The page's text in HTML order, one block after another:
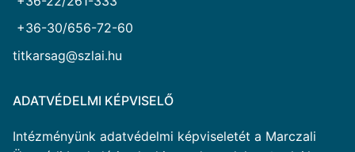
+36-30/656-72-60
titkarsag@szlai.hu
ADATVÉDELMI KÉPVISELŐ
Intézményünk adatvédelmi képviseletét a Marczali